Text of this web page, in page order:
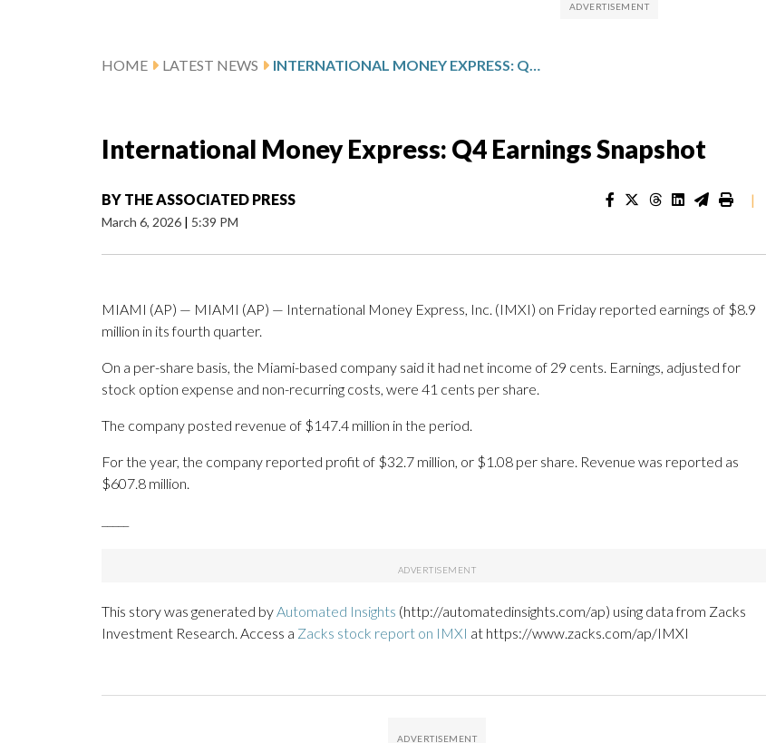
HOME LATEST NEWS INTERNATIONAL MONEY EXPRESS: Q4 EARNINGS SNAPSHOT
International Money Express: Q4 Earnings Snapshot
BY THE ASSOCIATED PRESS
March 6, 2026 | 5:39 PM
|
MIAMI (AP) — MIAMI (AP) — International Money Express, Inc. (IMXI) on Friday reported earnings of $8.9
million in its fourth quarter.
On a per-share basis, the Miami-based company said it had net income of 29 cents. Earnings, adjusted for
stock option expense and non-recurring costs, were 41 cents per share.
The company posted revenue of $147.4 million in the period.
For the year, the company reported profit of $32.7 million, or $1.08 per share. Revenue was reported as
$607.8 million.
This story was generated byAutomated Insights (http://automatedinsights.com/ap) using data from Zacks
Investment Research. Access a Zacks stock report on IMXI at https://www.zacks.com/ap/IMXI